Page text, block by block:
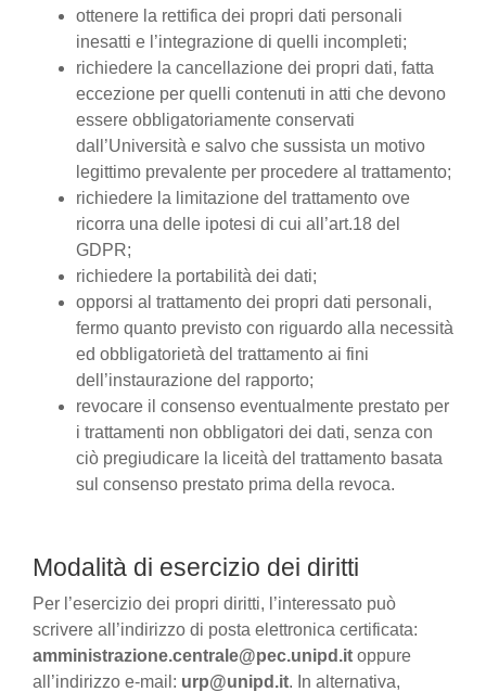
ottenere la rettifica dei propri dati personali
inesatti e l’integrazione di quelli incompleti;
richiedere la cancellazione dei propri dati, fatta
eccezione per quelli contenuti in atti che devono
essere obbligatoriamente conservati
dall’Università e salvo che sussista un motivo
legittimo prevalente per procedere al trattamento;
richiedere la limitazione del trattamento ove
ricorra una delle ipotesi di cui all’art.18 del
GDPR;
richiedere la portabilità dei dati;
opporsi al trattamento dei propri dati personali,
fermo quanto previsto con riguardo alla necessità
ed obbligatorietà del trattamento ai fini
dell’instaurazione del rapporto;
revocare il consenso eventualmente prestato per
i trattamenti non obbligatori dei dati, senza con
ciò pregiudicare la liceità del trattamento basata
sul consenso prestato prima della revoca.
Modalità di esercizio dei diritti
Per l’esercizio dei propri diritti, l’interessato può
scrivere all’indirizzo di posta elettronica certificata:
amministrazione.centrale@pec.unipd.it oppure
all’indirizzo e-mail: urp@unipd.it. In alternativa,